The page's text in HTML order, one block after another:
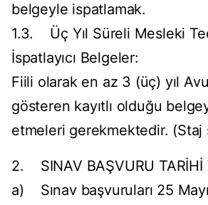
belgeyle ispatlamak.
1.3. Üç Yıl Süreli Mesleki
İspatlayıcı Belgeler:
Fiili olarak en az 3 (üç) yıl
gösteren kayıtlı olduğu
etmeleri gerekmektedir. (Staj
2. SINAV BAŞVURU TARİHİ
a) Sınav başvuruları 25